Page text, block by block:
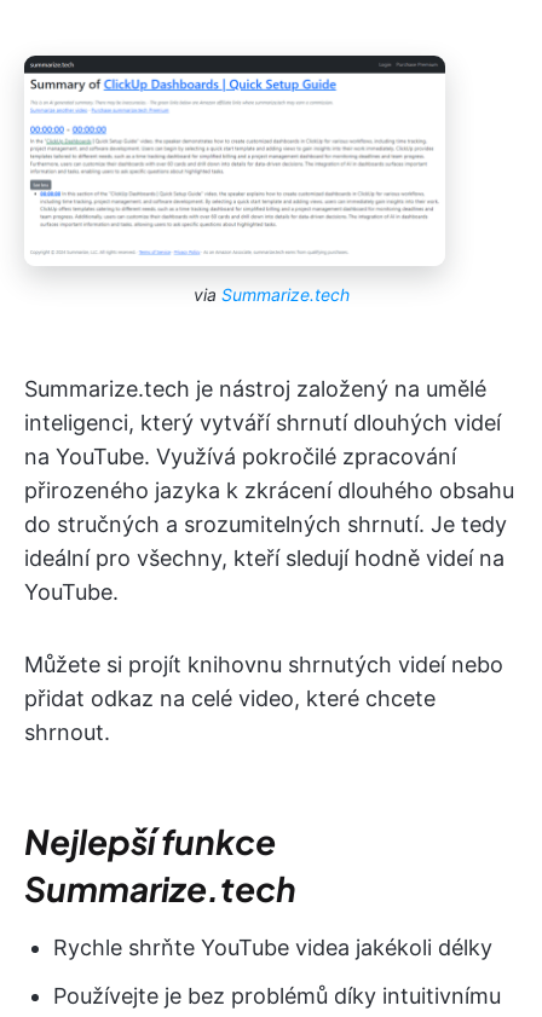
via Summarize.tech
Summarize.tech je nástroj založený na umělé
inteligenci, který vytváří shrnutí dlouhých videí
na YouTube. Využívá pokročilé zpracování
přirozeného jazyka k zkrácení dlouhého obsahu
do stručných a srozumitelných shrnutí. Je tedy
ideální pro všechny, kteří sledují hodně videí na
YouTube.
Můžete si projít knihovnu shrnutých videí nebo
přidat odkaz na celé video, které chcete
shrnout.
Nejlepší funkce
Summarize.tech
Rychle shrňte YouTube videa jakékoli délky
Používejte je bez problémů díky intuitivnímu